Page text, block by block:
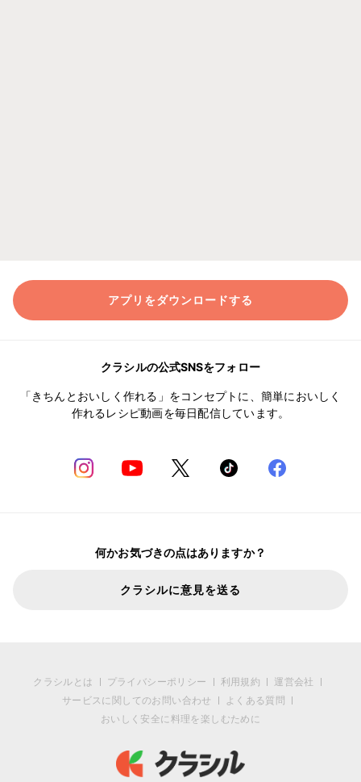
アプリをダウンロードする
クラシルの公式SNSをフォロー
「きちんとおいしく作れる」をコンセプトに、簡単においしく
作れるレシピ動画を毎日配信しています。
何かお気づきの点はありますか？
クラシルに意見を送る
クラシルとは プライバシーポリシー 利用規約
運営会社
サービスに関してのお問い合わせ
よくある質問
おいしく安全に料理を楽しむために